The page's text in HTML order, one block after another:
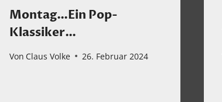
Montag…Ein Pop-
Klassiker…
Von Claus Volke 26. Februar 2024